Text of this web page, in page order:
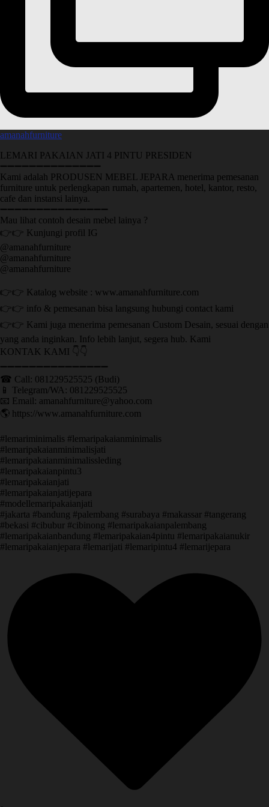
amanahfurniture
LEMARI PAKAIAN JATI 4 PINTU PRESIDEN
➖➖➖➖➖➖➖➖➖➖➖➖➖➖
Kami adalah PRODUSEN MEBEL JEPARA menerima pemesanan
furniture untuk perlengkapan rumah, apartemen, hotel, kantor, resto,
cafe dan instansi lainya.
➖➖➖➖➖➖➖➖➖➖➖➖➖➖➖
Mau lihat contoh desain mebel lainya ?
👉👉 Kunjungi profil IG
@amanahfurniture
@amanahfurniture
@amanahfurniture
👉👉 Katalog website : www.amanahfurniture.com
👉👉 info & pemesanan bisa langsung hubungi contact kami
👉👉 Kami juga menerima pemesanan Custom Desain, sesuai dengan
yang anda inginkan. Info lebih lanjut, segera hub. Kami
KONTAK KAMI 👇👇
➖➖➖➖➖➖➖➖➖➖➖➖➖➖➖ ㅤ
☎ Call: 081229525525 (Budi)
📱 Telegram/WA: 081229525525
📧 Email: amanahfurniture@yahoo.com
🌎 https://www.amanahfurniture.com
#lemariminimalis #lemaripakaianminimalis
#lemaripakaianminimalisjati
#lemaripakaianminimalissleding
#lemaripakaianpintu3
#lemaripakaianjati
#lemaripakaianjatijepara
#modellemaripakaianjati
#jakarta #bandung #palembang #surabaya #makassar #tangerang
#bekasi #cibubur #cibinong #lemaripakaianpalembang
#lemaripakaianbandung #lemaripakaian4pintu #lemaripakaianukir
#lemaripakaianjepara #lemarijati #lemaripintu4 #lemarijepara